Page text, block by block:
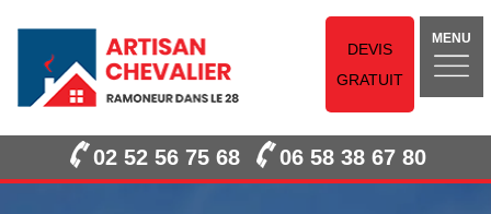
DEVIS
GRATUIT
MENU
02 52 56 75 68 06 58 38 67 80